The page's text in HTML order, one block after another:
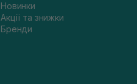
Новинки
Акції та знижки
Бренди